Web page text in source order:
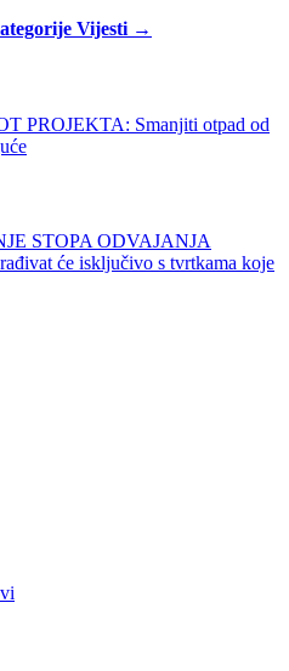
Vijesti →
PROJEKTA: Smanjiti otpad od
STOPA ODVAJANJA
će isključivo s tvrtkama koje